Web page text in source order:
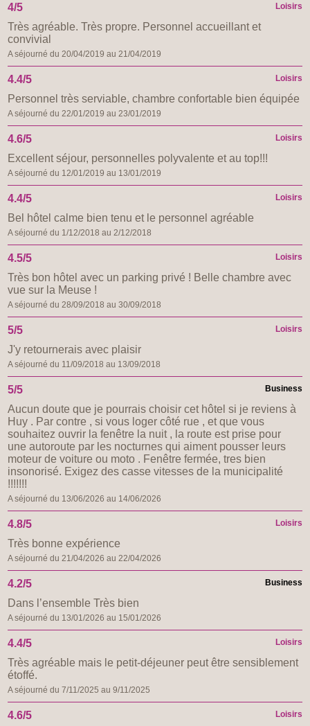
Loisirs
4/5
Très agréable. Très propre. Personnel accueillant et
convivial
A séjourné du 20/04/2019 au 21/04/2019
Loisirs
4.4/5
Personnel très serviable, chambre confortable bien équipée
A séjourné du 22/01/2019 au 23/01/2019
Loisirs
4.6/5
Excellent séjour, personnelles polyvalente et au top!!!
A séjourné du 12/01/2019 au 13/01/2019
Loisirs
4.4/5
Bel hôtel calme bien tenu et le personnel agréable
A séjourné du 1/12/2018 au 2/12/2018
Loisirs
4.5/5
Très bon hôtel avec un parking privé ! Belle chambre avec
vue sur la Meuse !
A séjourné du 28/09/2018 au 30/09/2018
Loisirs
5/5
J'y retournerais avec plaisir
A séjourné du 11/09/2018 au 13/09/2018
Business
5/5
Aucun doute que je pourrais choisir cet hôtel si je reviens à
Huy . Par contre , si vous loger côté rue , et que vous
souhaitez ouvrir la fenêtre la nuit , la route est prise pour
une autoroute par les nocturnes qui aiment pousser leurs
moteur de voiture ou moto . Fenêtre fermée, tres bien
insonorisé. Exigez des casse vitesses de la municipalité
!!!!!!!
A séjourné du 13/06/2026 au 14/06/2026
Loisirs
4.8/5
Très bonne expérience
A séjourné du 21/04/2026 au 22/04/2026
Business
4.2/5
Dans l’ensemble Très bien
A séjourné du 13/01/2026 au 15/01/2026
Loisirs
4.4/5
Très agréable mais le petit-déjeuner peut être sensiblement
étoffé.
A séjourné du 7/11/2025 au 9/11/2025
Loisirs
4.6/5